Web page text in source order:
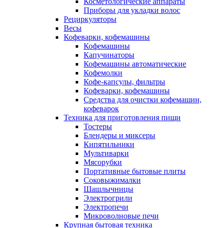
Приборы для укладки волос
Рециркуляторы
Весы
Кофеварки, кофемашины
Кофемашины
Капучинаторы
Кофемашины автоматические
Кофемолки
Кофе-капсулы, фильтры
Кофеварки, кофемашины
Средства для очистки кофемашин,
кофеварок
Техника для приготовления пищи
Тостеры
Блендеры и миксеры
Кипятильники
Мультиварки
Мясорубки
Портативные бытовые плиты
Соковыжималки
Шашлычницы
Электрогрили
Электропечи
Микроволновые печи
Крупная бытовая техника